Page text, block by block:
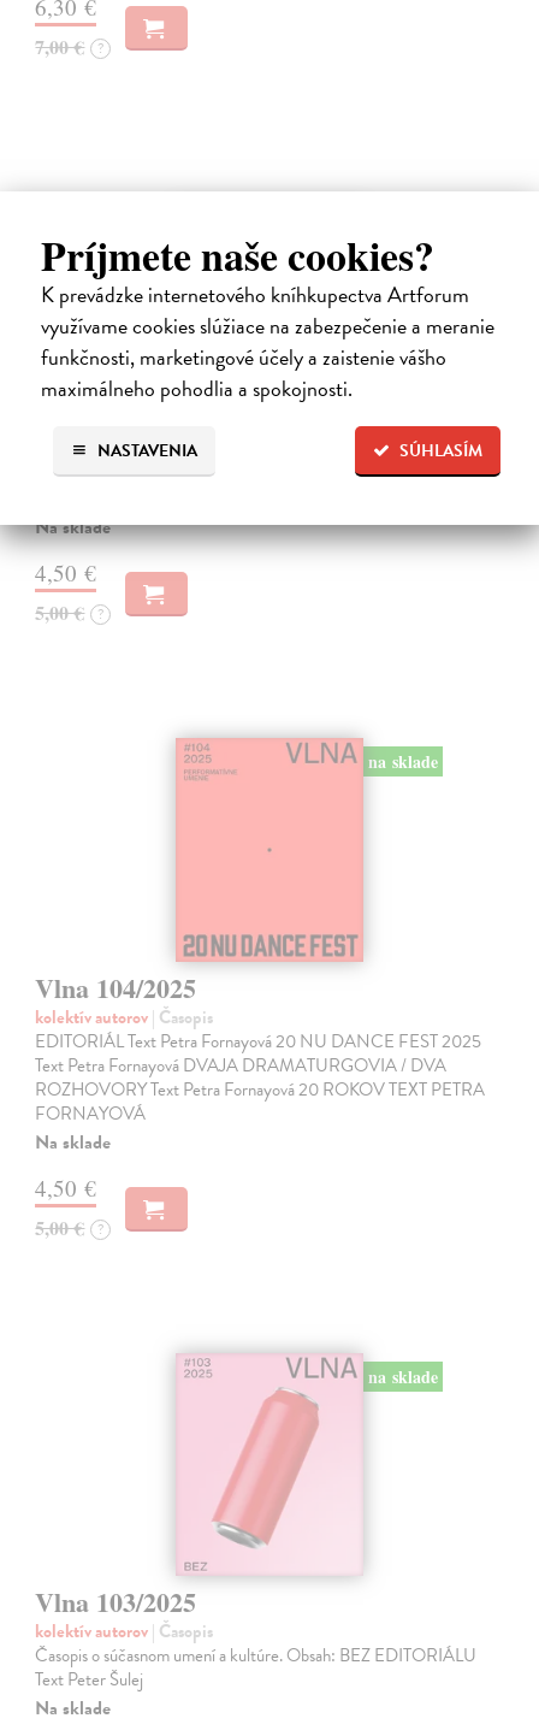
Príjmete naše cookies?
K prevádzke internetového kníhkupectva Artforum
využívame cookies slúžiace na zabezpečenie a meranie
funkčnosti, marketingové účely a zaistenie vášho
maximálneho pohodlia a spokojnosti.
SÚHLASÍM
NASTAVENIA
6,30 €
7,00 € ?
kolektív autorov| Časopis
EDITORIÁL Text Peter Šulej SLOBODA JASKYNE Text Robo
Na sklade
4,50 €
5,00 € ?
na sklade
Vlna 104/2025
kolektív autorov| Časopis
EDITORIÁL Text Petra Fornayová 20 NU DANCE FEST 2025
Text Petra Fornayová DVAJA DRAMATURGOVIA / DVA
ROZHOVORY Text Petra Fornayová 20 ROKOV TEXT PETRA
FORNAYOVÁ
Na sklade
4,50 €
5,00 € ?
na sklade
Vlna 103/2025
kolektív autorov| Časopis
Časopis o súčasnom umení a kultúre. Obsah: BEZ EDITORIÁLU
Text Peter Šulej
Na sklade